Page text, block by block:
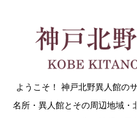
ようこそ！ 神戸北野異人館の
名所・異人館とその周辺地域